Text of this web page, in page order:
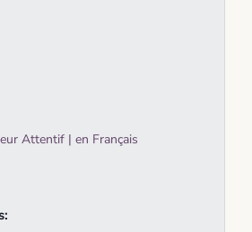
Attentif | en Français